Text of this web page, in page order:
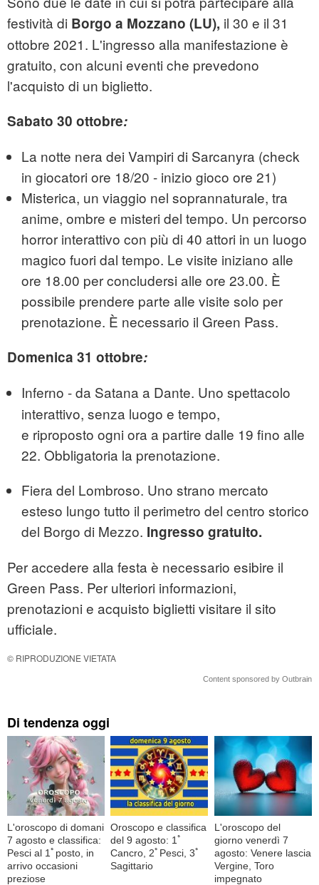
festività di Borgo a Mozzano (LU), il 30 e il 31
ottobre 2021. L'ingresso alla manifestazione è
gratuito, con alcuni eventi che prevedono
l'acquisto di un biglietto.
Sabato 30 ottobre:
La notte nera dei Vampiri di Sarcanyra (check
in giocatori ore 18/20 - inizio gioco ore 21)
Misterica, un viaggio nel soprannaturale, tra
anime, ombre e misteri del tempo. Un percorso
horror interattivo con più di 40 attori in un luogo
magico fuori dal tempo. Le visite iniziano alle
ore 18.00 per concludersi alle ore 23.00. È
possibile prendere parte alle visite solo per
prenotazione. È necessario il Green Pass.
Domenica 31 ottobre:
Inferno - da Satana a Dante. Uno spettacolo
interattivo, senza luogo e tempo,
e riproposto ogni ora a partire dalle 19 fino alle
22. Obbligatoria la prenotazione.
Fiera del Lombroso. Uno strano mercato
esteso lungo tutto il perimetro del centro storico
del Borgo di Mezzo. Ingresso gratuito.
Per accedere alla festa è necessario esibire il
Green Pass. Per ulteriori informazioni,
prenotazioni e acquisto biglietti visitare il sito
ufficiale.
© RIPRODUZIONE VIETATA
Content sponsored by Outbrain
Di tendenza oggi
L'oroscopo di domani
7 agosto e classifica:
Pesci al 1ﾟposto, in
arrivo occasioni
preziose
Oroscopo e classifica
del 9 agosto: 1ﾟ
Cancro, 2ﾟPesci, 3ﾟ
Sagittario
L'oroscopo del
giorno venerdì 7
agosto: Venere lascia
Vergine, Toro
impegnato